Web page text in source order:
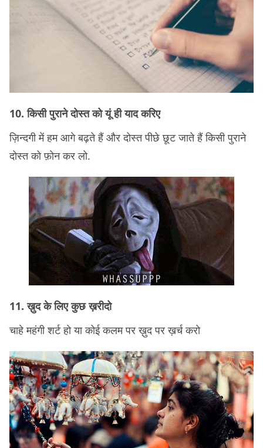
10. किसी पुराने दोस्त को यूं ही याद करिए
ज़िन्दगी में हम आगे बढ़ते हैं और दोस्त पीछे छूट जाते हैं किसी पुराने
दोस्त को फ़ोन कर लो.
11. ख़ुद के लिए कुछ ख़रीदो
चाहे महंगी शर्ट हो या कोई कलम पर ख़ुद पर ख़र्च करो